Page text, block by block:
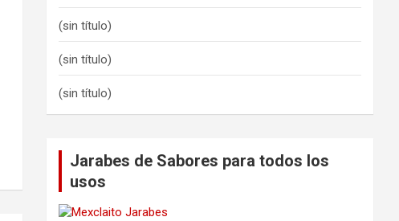
(sin título)
(sin título)
(sin título)
Jarabes de Sabores para todos los
usos